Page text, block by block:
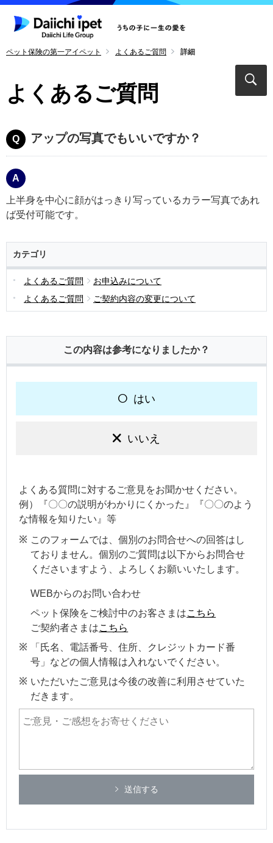
ペット保険の第一アイペット よくあるご質問 詳細
よくあるご質問
アップの写真でもいいですか？
上半身を中心に顔がはっきり写っているカラー写真であれ
ば受付可能です。
カテゴリ
よくあるご質問
お申込みについて
よくあるご質問
ご契約内容の変更について
この内容は参考になりましたか？
はい
いいえ
よくある質問に対するご意見をお聞かせください。
例）『〇〇の説明がわかりにくかった』『〇〇のよう
な情報を知りたい』等
このフォームでは、個別のお問合せへの回答はし
ておりません。個別のご質問は以下からお問合せ
くださいますよう、よろしくお願いいたします。
WEBからのお問い合わせ
ペット保険をご検討中のお客さまはこちら
ご契約者さまはこちら
「氏名、電話番号、住所、クレジットカード番
号」などの個人情報は入れないでください。
いただいたご意見は今後の改善に利用させていた
だきます。
送信する